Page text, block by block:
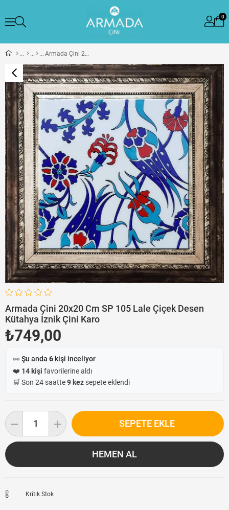
0
Armada Çini 20x20 Cm SP 105 Lale Çiçek Desen Kütahya İznik Çini Karo
Armada Çini 20x20 Cm SP 105 Lale Çiçek Desen
Kütahya İznik Çini Karo
₺749,00
👀 Şu anda 6 kişi inceliyor
❤️ 14 kişi favorilerine aldı
🛒 Son 24 saatte9 kezsepete eklendi
Kritik Stok